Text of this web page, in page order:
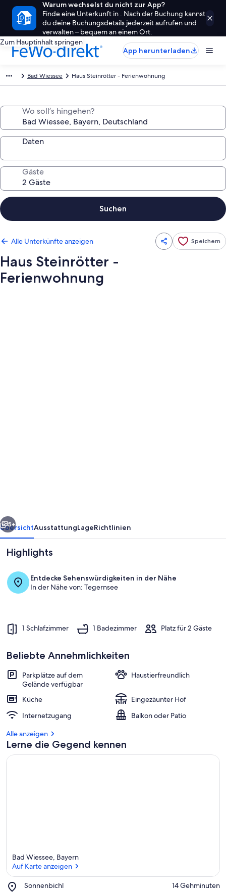
Warum wechselst du nicht zur App?
Finde eine Unterkunft in . Nach der Buchung kannst
du deine Buchungsdetails jederzeit aufrufen und
verwalten – bequem an einem Ort.
Zum Hauptinhalt springen
App herunterladen
Bad Wiessee Haus Steinrötter - Ferienwohnung
Wo soll’s hingehen?
Daten
Gäste
Suchen
Alle Unterkünfte anzeigen Speichern
Haus Steinrötter -
Ferienwohnung
Die Ferienwohnung ist liebevoll im
Weiter
5+
ÜbersichtAusstattungLageRichtlinien
Highlights
Entdecke Sehenswürdigkeiten in der Nähe
In der Nähe von: Tegernsee
1 Schlafzimmer 1 Badezimmer Platz für 2 Gäste
Beliebte Annehmlichkeiten
Parkplätze auf dem
Gelände verfügbar
Haustierfreundlich
Küche
Eingezäunter Hof
Internetzugang
Balkon oder Patio
Alle anzeigen
Lerne die Gegend kennen
Bad Wiessee, Bayern
Auf Karte anzeigen
Sonnenbichl
Place,
‪14 Gehminuten‬